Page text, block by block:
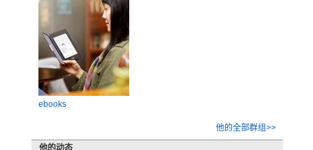
ebooks
他的全部群组>>
他的动态